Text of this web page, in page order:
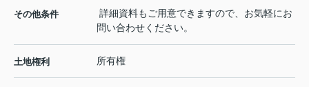
その他条件
詳細資料もご用意できますので、お気軽にお
問い合わせください。
土地権利 所有権